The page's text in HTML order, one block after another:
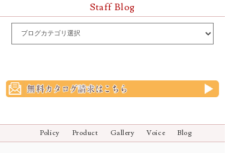
Staff Blog
Policy Product Gallery Voice Blog